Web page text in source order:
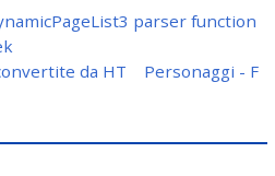
parser function
da HT
Personaggi - F